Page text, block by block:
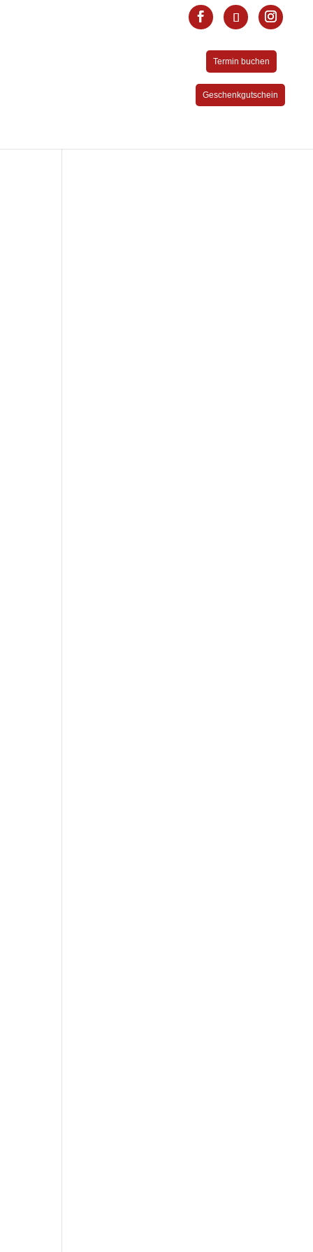
Termin buchen
Geschenkgutschein